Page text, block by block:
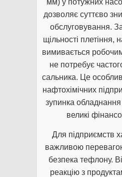
дозволяє суттєво
обслуговування.
щільності плетіння,
вимивається
не потребує
сальника. Це
нафтохімічних
зупинка
великі
Для підприємств
важливою
безпека тефлону.
реакцію з